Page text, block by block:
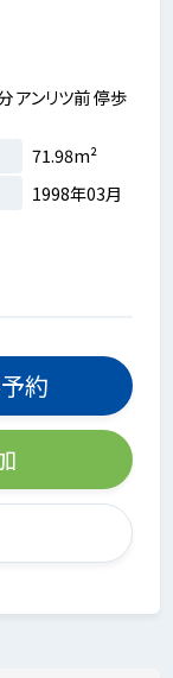
アンリツ前 停歩
71.98m²
1998年03月
約